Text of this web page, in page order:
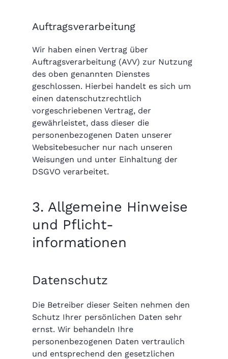
Auftragsverarbeitung
Wir haben einen Vertrag über
Auftragsverarbeitung (AVV) zur Nutzung
des oben genannten Dienstes
geschlossen. Hierbei handelt es sich um
einen datenschutzrechtlich
vorgeschriebenen Vertrag, der
gewährleistet, dass dieser die
personenbezogenen Daten unserer
Websitebesucher nur nach unseren
Weisungen und unter Einhaltung der
DSGVO verarbeitet.
3. Allgemeine Hinweise
und Pflicht­
informationen
Datenschutz
Die Betreiber dieser Seiten nehmen den
Schutz Ihrer persönlichen Daten sehr
ernst. Wir behandeln Ihre
personenbezogenen Daten vertraulich
und entsprechend den gesetzlichen